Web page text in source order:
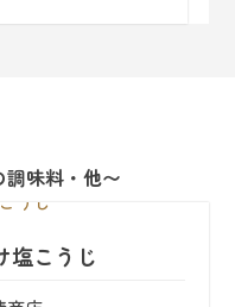
味料・他〜
塩こうじ